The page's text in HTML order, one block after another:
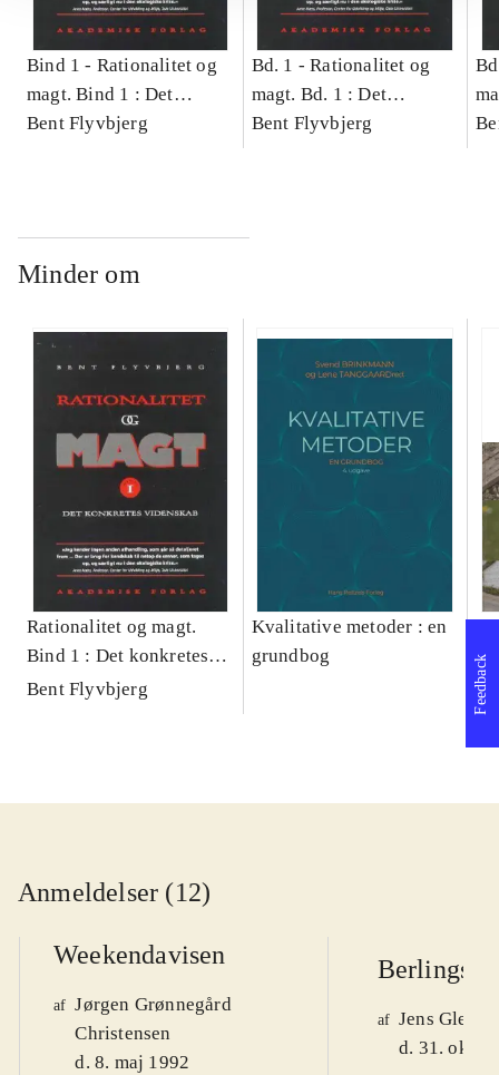
Bind 1 - Rationalitet og
magt. Bind 1 : Det
konkretes videnskab
Bent Flyvbjerg
Bd. 1 -Rationalitet og
magt. Bd. 1 : Det
konkretes videnskab
Bent Flyvbjerg
Minder om
Rationalitet og magt.
Bind 1 : Det konkretes
videnskab
Bent Flyvbjerg
Kvalitative metoder : en
grundbog
Anmeldelser (12)
Weekendavisen
af Jørgen Grønnegård
Christensen
d. 8. maj 1992
af Jens
d. 31. okt.
Feedback